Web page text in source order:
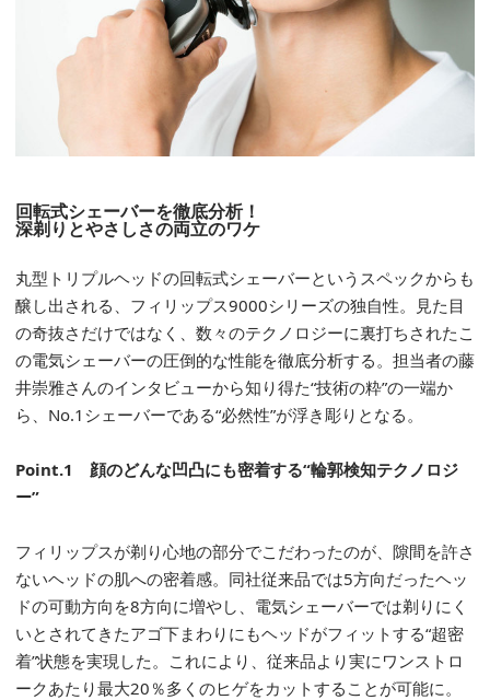
回転式シェーバーを徹底分析！
深剃りとやさしさの両立のワケ
丸型トリプルヘッドの回転式シェーバーというスペックからも
醸し出される、フィリップス9000シリーズの独自性。見た目
の奇抜さだけではなく、数々のテクノロジーに裏打ちされたこ
の電気シェーバーの圧倒的な性能を徹底分析する。担当者の藤
井崇雅さんのインタビューから知り得た“技術の粋”の一端か
ら、No.1シェーバーである“必然性”が浮き彫りとなる。
Point.1 顔のどんな凹凸にも密着する“輪郭検知テクノロジ
ー”
フィリップスが剃り心地の部分でこだわったのが、隙間を許さ
ないヘッドの肌への密着感。同社従来品では5方向だったヘッ
ドの可動方向を8方向に増やし、電気シェーバーでは剃りにく
いとされてきたアゴ下まわりにもヘッドがフィットする“超密
着”状態を実現した。これにより、従来品より実にワンストロ
ークあたり最大20％多くのヒゲをカットすることが可能に。